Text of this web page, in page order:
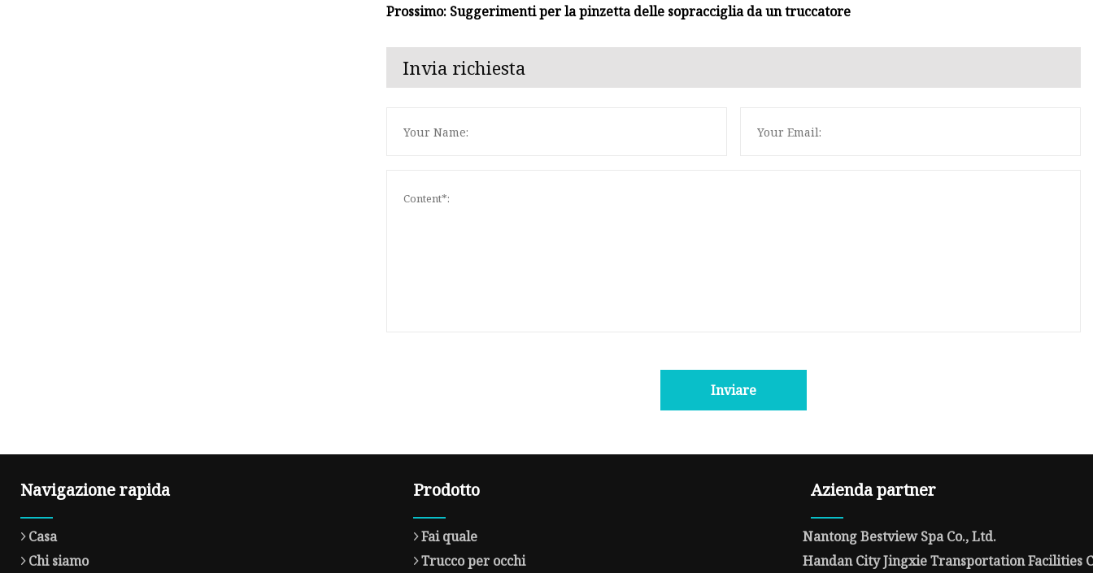
Prossimo: Suggerimenti per la pinzetta delle sopracciglia da un truccatore
Invia richiesta
Inviare
Navigazione rapida
Casa
Chi siamo
Prodotto
Fai quale
Trucco per occhi
Azienda partner
Nantong Bestview Spa Co., Ltd.
Handan City Jingxie Transportation Facilities